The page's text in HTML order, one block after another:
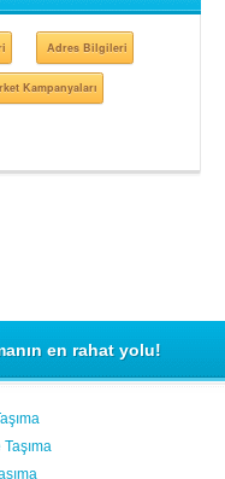
Adres Bilgileri
Kampanyaları
en rahat yolu!